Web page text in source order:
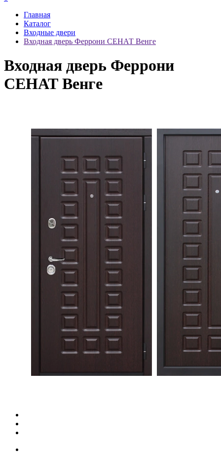
Главная
Каталог
Входные двери
Входная дверь Феррони СЕНАТ Венге
Входная дверь Феррони
СЕНАТ Венге